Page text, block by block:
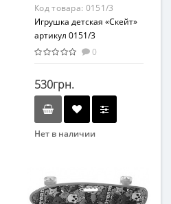
Код товара: 0151/3
Игрушка детская «Скейт»
артикул 0151/3
малиновый, без
0
530грн.
Нет в наличии